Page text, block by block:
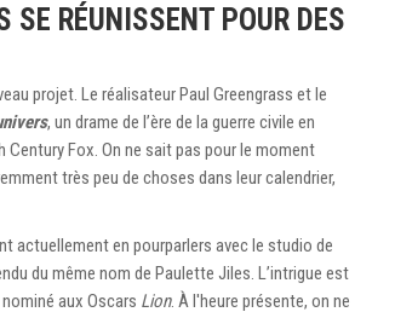
SE RÉUNISSENT POUR DES
projet. Le réalisateur Paul Greengrass et le
, un drame de l’ère de la guerre civile en
Fox. On ne sait pas pour le moment
très peu de choses dans leur calendrier,
actuellement en pourparlers avec le studio de
du même nom de Paulette Jiles. L’intrigue est
aux Oscars Lion. À l'heure présente, on ne